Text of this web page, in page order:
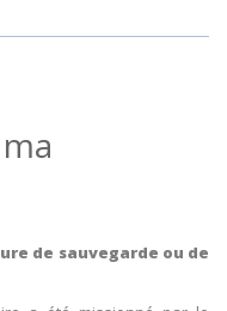
de sauvegarde ou de